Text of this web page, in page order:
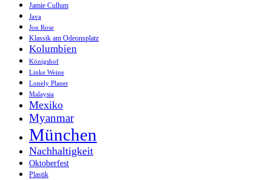
Jamie Cullum
Java
Jon Rose
Klassik am Odeonsplatz
Kolumbien
Königshof
Linke Weine
Lonely Planet
Malaysia
Mexiko
Myanmar
München
Nachhaltigkeit
Oktoberfest
Plastik